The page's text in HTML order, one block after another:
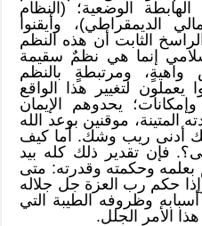
الوضعية؛ (النظام
الديمقراطي)، وأيقنوا
الثابت أن هذه النظم
إنما هي نظمٌ سقيمة
ومرتبطةٍ بالنظم
يعملون لتغيير هذا الواقع
يحدوهم الإيمان
المتينة، موقنين بوعد الله
أدنى ريب وشك. أما كيف
فإن تقدير ذلك كله بيد
وحكمته وقدرته: متى
حكم رب العزة جل جلاله
وظروفه الطيبة التي
الأمر الجلل.